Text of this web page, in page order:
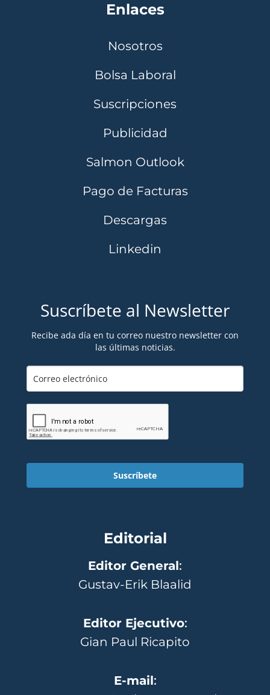
Enlaces
Nosotros
Bolsa Laboral
Suscripciones
Publicidad
Salmon Outlook
Pago de Facturas
Descargas
Linkedin
Suscríbete al Newsletter
Recibe ada día en tu correo nuestro newsletter con
las últimas noticias.
Suscríbete
Editorial
Editor General:
Gustav-Erik Blaalid
Editor Ejecutivo:
Gian Paul Ricapito
E-mail: